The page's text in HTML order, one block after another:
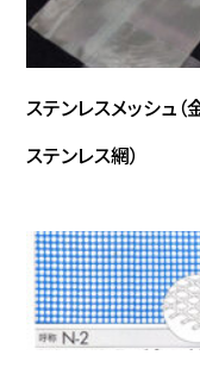
ナイロン
ナイロン６６綾織
ステンレスメッシュ（
ステンレス網）